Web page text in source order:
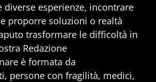
diverse esperienze, incontrare
proporre soluzioni o realtà
trasformare le difficoltà in
Redazione
è formata da
persone con fragilità, medici,